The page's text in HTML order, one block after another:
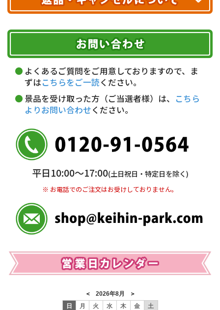
ヤマト運輸
お届け可能時間帯
午前中 14～16時
16～18時
18～20時
19～21時 指定なし
代金引換(現金のみ)
5,000円未満…330円(税込)
銀行振込(前払い)
普通 7263489
＜口座名＞ カ）ディースタイル
※ 振込み手数料お客様ご負担。
期限を含むルール（条件）や、お客様にご負担い
ただく費用がございます。
詳しくはこちら▶
よくあるご質問をご用意しておりますので、ま
ずはこちらをご一読ください。
景品を受け取った方（ご当選者様）は、 こちら
よりお問い合わせください。
平日10:00〜17:00(土日祝日・特定日を除く)
※ お電話でのご注文はお受けしておりません。